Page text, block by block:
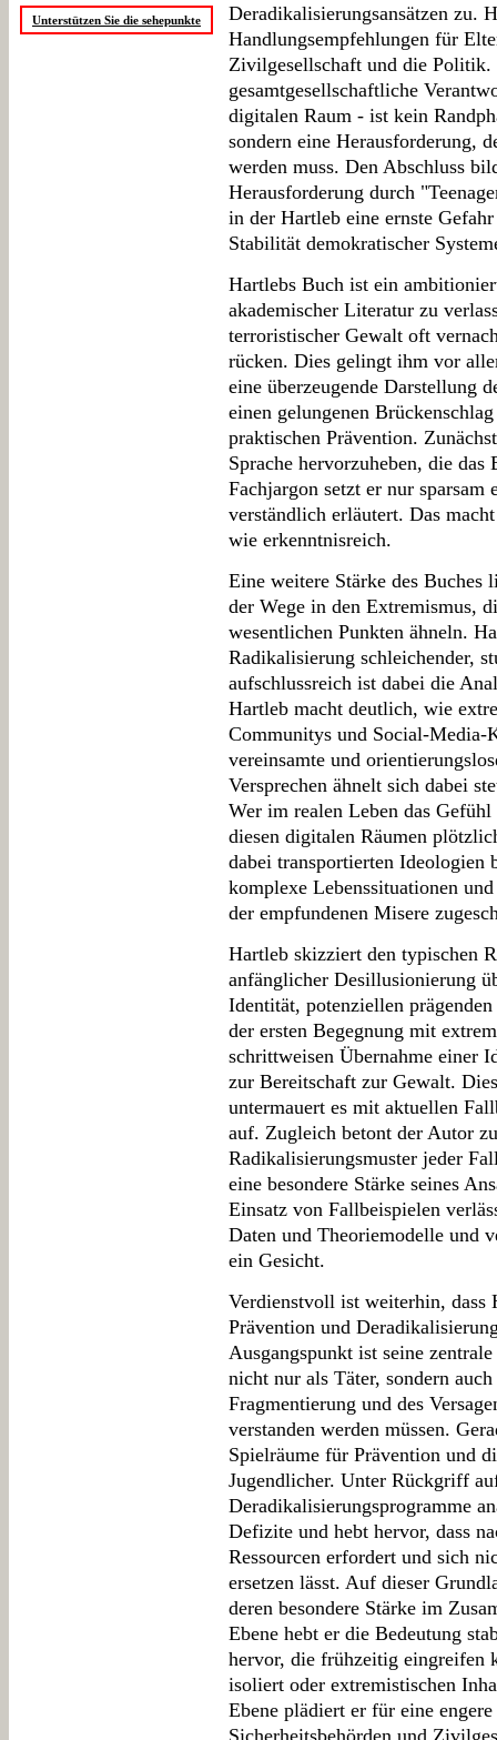
Unterstützen Sie die sehepunkte
Deradikalisierungsansätzen zu.
Handlungsempfehlungen für
Zivilgesellschaft und die Politik.
gesamtgesellschaftliche
digitalen Raum - ist kein
sondern eine Herausforderung,
werden muss. Den Abschluss
Herausforderung durch
in der Hartleb eine ernste
Stabilität demokratischer
Hartlebs Buch ist ein
akademischer Literatur zu
terroristischer Gewalt oft
rücken. Dies gelingt ihm vor
eine überzeugende Darstellung
einen gelungenen
praktischen Prävention.
Sprache hervorzuheben, die
Fachjargon setzt er nur
verständlich erläutert. Das
wie erkenntnisreich.
Eine weitere Stärke des Buches
der Wege in den Extremismus,
wesentlichen Punkten ähneln.
Radikalisierung schleichender,
aufschlussreich ist dabei die
Hartleb macht deutlich, wie
Communitys und Social-Media-
vereinsamte und
Versprechen ähnelt sich dabei
Wer im realen Leben das
diesen digitalen Räumen
dabei transportierten Ideologien
komplexe Lebenssituationen
der empfundenen Misere
Hartleb skizziert den typischen
anfänglicher Desillusionierung
Identität, potenziellen
der ersten Begegnung mit
schrittweisen Übernahme einer
zur Bereitschaft zur Gewalt.
untermauert es mit aktuellen
auf. Zugleich betont der Autor
Radikalisierungsmuster jeder
eine besondere Stärke seines
Einsatz von Fallbeispielen
Daten und Theoriemodelle und
ein Gesicht.
Verdienstvoll ist weiterhin, dass
Prävention und
Ausgangspunkt ist seine
nicht nur als Täter, sondern
Fragmentierung und des
verstanden werden müssen.
Spielräume für Prävention und
Jugendlicher. Unter Rückgriff
Deradikalisierungsprogramme
Defizite und hebt hervor, dass
Ressourcen erfordert und sich
ersetzen lässt. Auf dieser
deren besondere Stärke im
Ebene hebt er die Bedeutung
hervor, die frühzeitig eingreifen
isoliert oder extremistischen
Ebene plädiert er für eine
Sicherheitsbehörden und